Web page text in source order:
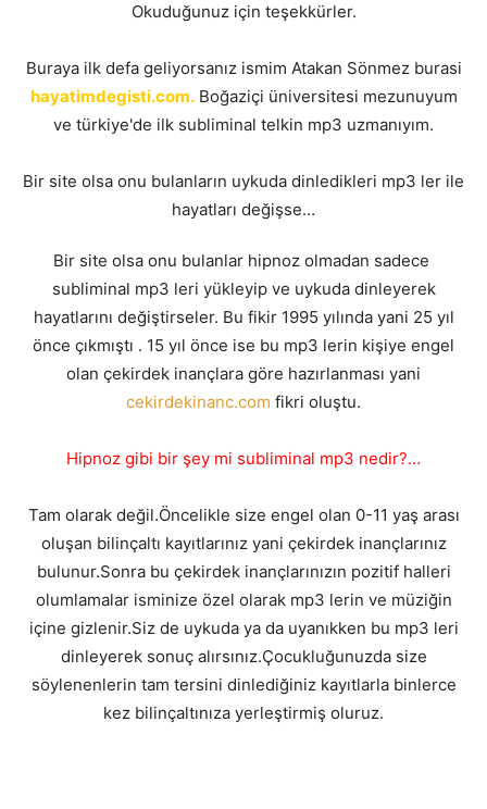
Okuduğunuz için teşekkürler.
Buraya ilk defa geliyorsanız ismim Atakan Sönmez burasi
hayatimdegisti.com.Boğaziçi üniversitesi mezunuyum
ve türkiye'de ilk subliminal telkin mp3 uzmanıyım.
Bir site olsa onu bulanların uykuda dinledikleri mp3 ler ile
hayatları değişse…
Bir site olsa onu bulanlar hipnoz olmadan sadece
subliminal mp3 leri yükleyip ve uykuda dinleyerek
hayatlarını değiştirseler. Bu fikir 1995 yılında yani 25 yıl
önce çıkmıştı . 15 yıl önce ise bu mp3 lerin kişiye engel
olan çekirdek inançlara göre hazırlanması yani
cekirdekinanc.com fikri oluştu.
Hipnoz gibi bir şey mi subliminal mp3 nedir?…
Tam olarak değil.Öncelikle size engel olan 0-11 yaş arası
oluşan bilinçaltı kayıtlarınız yani çekirdek inançlarınız
bulunur.Sonra bu çekirdek inançlarınızın pozitif halleri
olumlamalar isminize özel olarak mp3 lerin ve müziğin
içine gizlenir.Siz de uykuda ya da uyanıkken bu mp3 leri
dinleyerek sonuç alırsınız.Çocukluğunuzda size
söylenenlerin tam tersini dinlediğiniz kayıtlarla binlerce
kez bilinçaltınıza yerleştirmiş oluruz.